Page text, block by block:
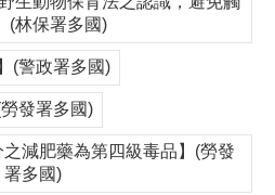
(林保署多國)
(警政署多國)
發署多國)
之減肥藥為第四級毒品】(勞發
署多國)